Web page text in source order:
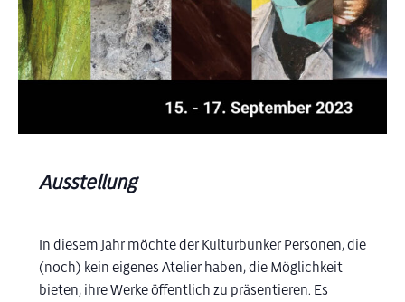
Ausstellung
In diesem Jahr möchte der Kulturbunker Personen, die
(noch) kein eigenes Atelier haben, die Möglichkeit
bieten, ihre Werke öffentlich zu präsentieren. Es